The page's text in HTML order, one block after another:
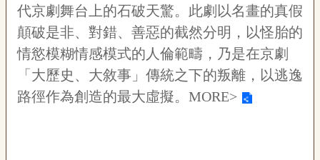
代京劇舞台上的石破天驚。此劇以名畫的真假
顛破是非、對錯、善惡的截然分明，以怪胎的
情慾模糊情感模式的人倫範疇，乃是在京劇
「大歷史、大敘事」傳統之下的叛離，以逃逸
路徑作為創造的最大虛擬。 MORE>